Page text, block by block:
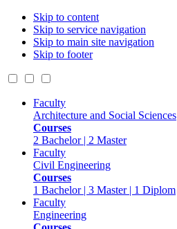
Skip to content
Skip to service navigation
Skip to main site navigation
Skip to footer
Faculty
Architecture and Social Sciences
Courses
2 Bachelor | 2 Master
Faculty
Civil Engineering
Courses
1 Bachelor | 3 Master | 1 Diplom
Faculty
Engineering